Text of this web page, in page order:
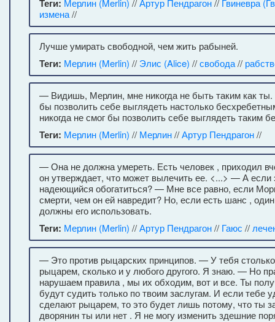
Теги: Мерлин (Merlin) //Артур Пендрагон// Гвиневра
измена//
Лучше умирать свободной, чем жить рабыней.
Теги: Мерлин (Merlin) // Элис (Alice) //свобода//
— Видишь, Мерлин, мне никогда не быть таким как ты.
бы позволить себе выглядеть настолько
никогда не смог бы позволить себе выглядеть таким
Теги: Мерлин (Merlin) // Мерлин//Артур Пендрагон//
— Она не должна умереть. Есть человек , приходил
он утверждает, что может вылечить ее. <...> — А если
надеющийся обогатиться? — Мне все равно, если
смерти, чем он ей навредит? Но, если есть шанс ,
должны его использовать.
Теги: Мерлин (Merlin) //Артур Пендрагон// Гаюс //
— Это против рыцарских принципов. — У тебя
рыцарем, сколько и у любого другого. Я знаю. — Но
нарушаем правила , мы их обходим, вот и все. Ты
будут судить только по твоим заслугам. И если тебе
сделают рыцарем, то это будет лишь потому, что ты
дворянин ты или нет . Я не могу изменить здешние